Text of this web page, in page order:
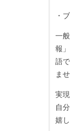
・
一
報
語
ま
実
自
嬉